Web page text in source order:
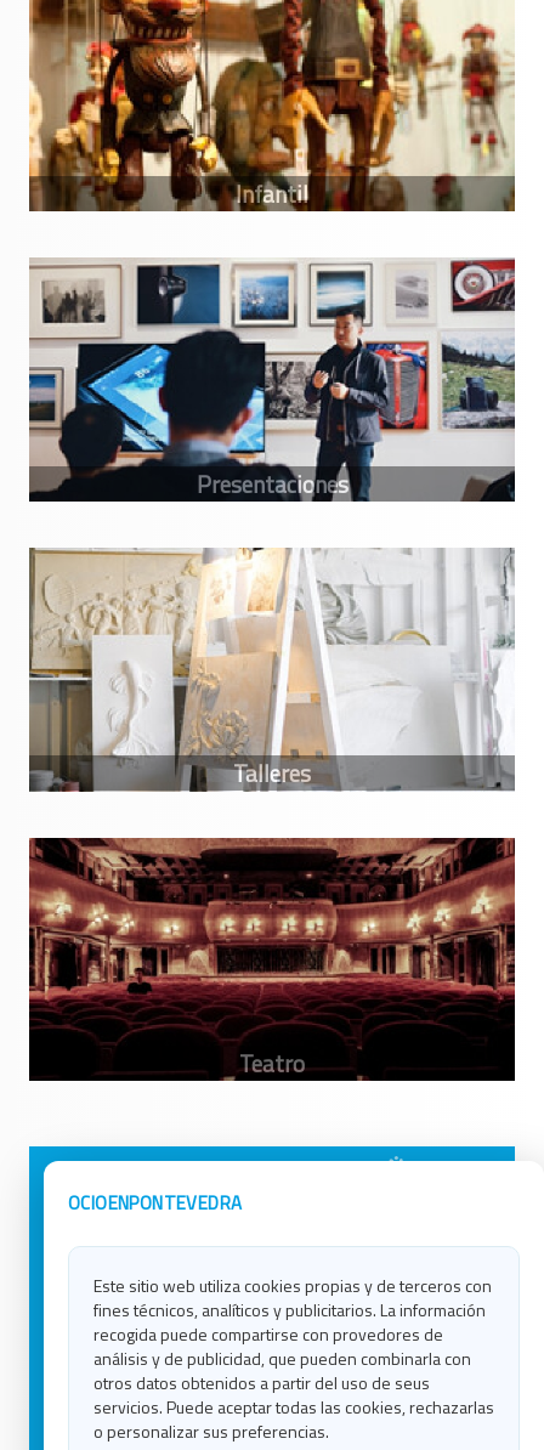
OCIOENPONTEVEDRA
Este sitio web utiliza cookies propias y de terceros con
fines técnicos, analíticos y publicitarios. La información
recogida puede compartirse con provedores de
análisis y de publicidad, que pueden combinarla con
otros datos obtenidos a partir del uso de seus
servicios. Puede aceptar todas las cookies, rechazarlas
o personalizar sus preferencias.
Avisos Legales
Contacto
Política de Cookies
Ocio en Lugo
Ocio en Ourense
Ocio en Pontevedra
Ocio en Santiago
Ocio en Vigo
Blog